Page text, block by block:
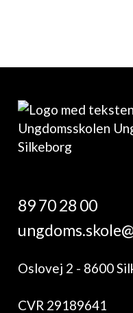
89 70 28 00
Oslovej 2 - 8600
CVR 29189641